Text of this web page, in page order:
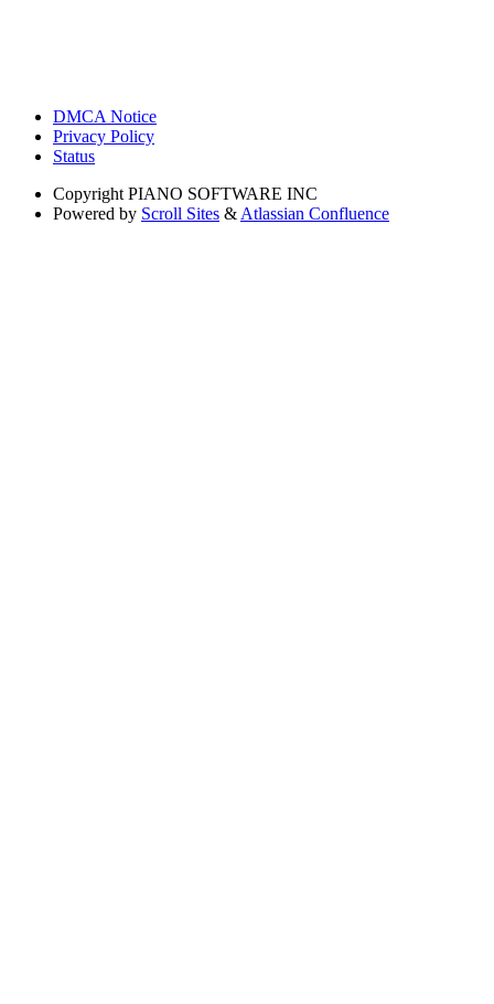
DMCA Notice
Privacy Policy
Status
Copyright PIANO SOFTWARE INC
Powered by Scroll Sites & Atlassian Confluence